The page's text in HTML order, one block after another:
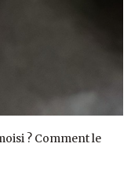
? Comment le